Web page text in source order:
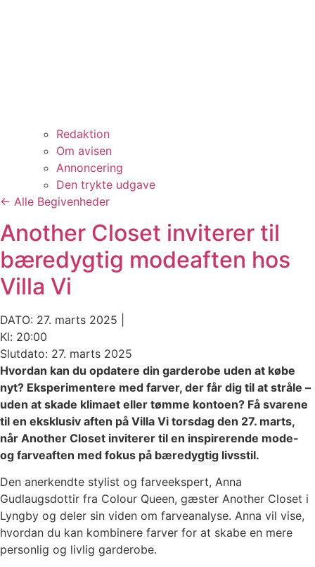
Redaktion
Om avisen
Annoncering
Den trykte udgave
← Alle Begivenheder
Another Closet inviterer til
bæredygtig modeaften hos
Villa Vi
DATO: 27. marts 2025 |
Kl: 20:00
Slutdato: 27. marts 2025
Hvordan kan du opdatere din garderobe uden at købe
nyt? Eksperimentere med farver, der får dig til at stråle –
uden at skade klimaet eller tømme kontoen? Få svarene
til en eksklusiv aften på Villa Vi torsdag den 27. marts,
når Another Closet inviterer til en inspirerende mode-
og farveaften med fokus på bæredygtig livsstil.
Den anerkendte stylist og farveekspert, Anna
Gudlaugsdottir fra Colour Queen, gæster Another Closet i
Lyngby og deler sin viden om farveanalyse. Anna vil vise,
hvordan du kan kombinere farver for at skabe en mere
personlig og livlig garderobe.